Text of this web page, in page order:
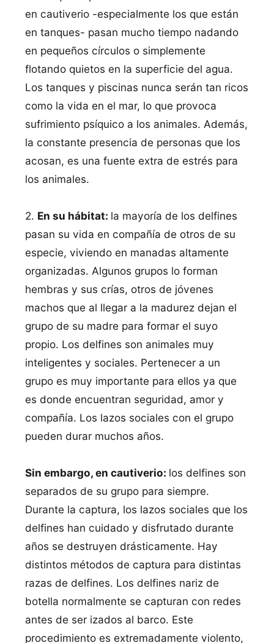
en cautiverio -especialmente los que están
en tanques- pasan mucho tiempo nadando
en pequeños círculos o simplemente
flotando quietos en la superficie del agua.
Los tanques y piscinas nunca serán tan ricos
como la vida en el mar, lo que provoca
sufrimiento psíquico a los animales. Además,
la constante presencia de personas que los
acosan, es una fuente extra de estrés para
los animales.
2. En su hábitat: la mayoría de los delfines
pasan su vida en compañía de otros de su
especie, viviendo en manadas altamente
organizadas. Algunos grupos lo forman
hembras y sus crías, otros de jóvenes
machos que al llegar a la madurez dejan el
grupo de su madre para formar el suyo
propio. Los delfines son animales muy
inteligentes y sociales. Pertenecer a un
grupo es muy importante para ellos ya que
es donde encuentran seguridad, amor y
compañía. Los lazos sociales con el grupo
pueden durar muchos años.
Sin embargo, en cautiverio: los delfines son
separados de su grupo para siempre.
Durante la captura, los lazos sociales que los
delfines han cuidado y disfrutado durante
años se destruyen drásticamente. Hay
distintos métodos de captura para distintas
razas de delfines. Los delfines nariz de
botella normalmente se capturan con redes
antes de ser izados al barco. Este
procedimiento es extremadamente violento,